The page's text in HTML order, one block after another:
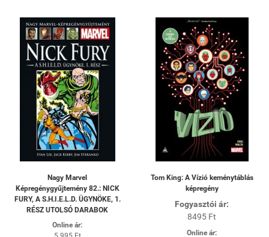
Nagy Marvel
Képregénygyűjtemény 82.: NICK
FURY, A S.H.I.E.L.D. ÜGYNÖKE, 1.
RÉSZ UTOLSÓ DARABOK
Online ár:
Tom King: A Vízió keménytáblás
képregény
Fogyasztói ár:
8495 Ft
Online ár: